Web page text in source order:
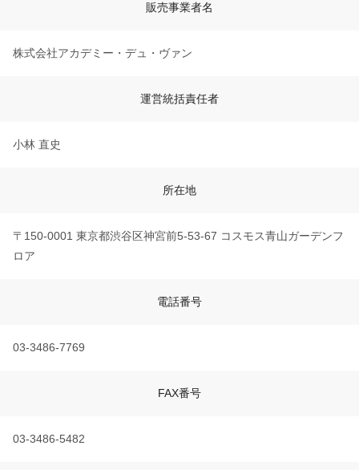
販売事業者名
株式会社アカデミー・デュ・ヴァン
運営統括責任者
小林 直史
所在地
〒150‐0001 東京都渋谷区神宮前5-53-67 コスモス青山ガーデンフ
ロア
電話番号
03-3486-7769
FAX番号
03-3486-5482